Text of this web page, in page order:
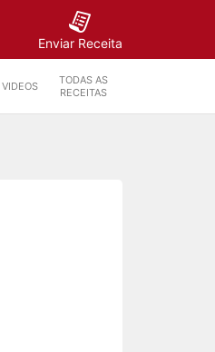
Enviar Receita
VIDEOS
TODAS AS
RECEITAS